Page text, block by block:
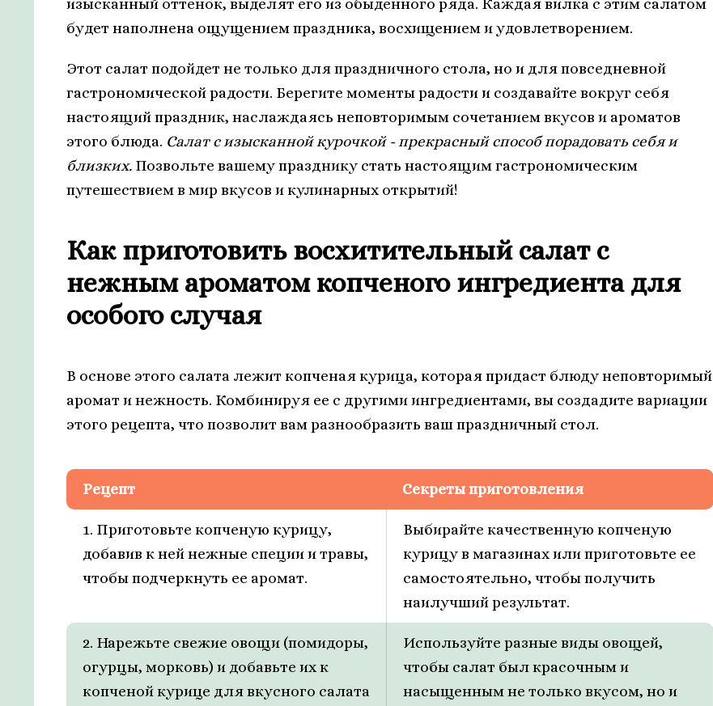
изысканный оттенок, выделят его из обыденного ряда. Каждая вилка с этим салатом
будет наполнена ощущением праздника, восхищением и удовлетворением.
Этот салат подойдет не только для праздничного стола, но и для повседневной
гастрономической радости. Берегите моменты радости и создавайте вокруг себя
настоящий праздник, наслаждаясь неповторимым сочетанием вкусов и ароматов
этого блюда. Салат с изысканной курочкой - прекрасный способ порадовать себя и
близких. Позвольте вашему празднику стать настоящим гастрономическим
путешествием в мир вкусов и кулинарных открытий!
Как приготовить восхитительный салат с
нежным ароматом копченого ингредиента для
особого случая
В основе этого салата лежит копченая курица, которая придаст блюду неповторимый
аромат и нежность. Комбинируя ее с другими ингредиентами, вы создадите вариации
этого рецепта, что позволит вам разнообразить ваш праздничный стол.
Рецепт Секреты приготовления
1. Приготовьте копченую курицу,
добавив к ней нежные специи и травы,
чтобы подчеркнуть ее аромат.
Выбирайте качественную копченую
курицу в магазинах или приготовьте ее
самостоятельно, чтобы получить
наилучший результат.
2. Нарежьте свежие овощи (помидоры,
огурцы, морковь) и добавьте их к
копченой курице для вкусного салата
Используйте разные виды овощей,
чтобы салат был красочным и
насыщенным не только вкусом, но и